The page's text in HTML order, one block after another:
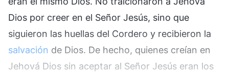
Dios por creer en el Señor Jesús, sino que
siguieron las huellas del Cordero y recibieron la
salvación de Dios. De hecho, quienes creían en
Jehová Dios sin aceptar al Señor Jesús eran los